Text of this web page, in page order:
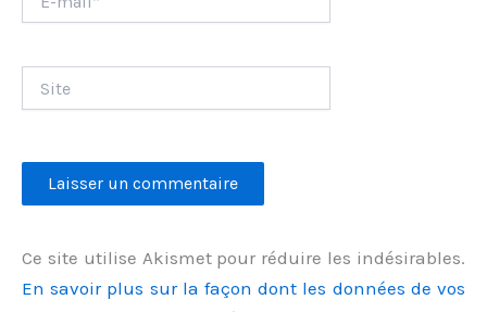
mail*
Ce site utilise Akismet pour réduire les indésirables.
En savoir plus sur la façon dont les données de vos